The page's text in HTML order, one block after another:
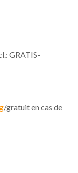
GRATIS-
/gratuit en cas de